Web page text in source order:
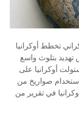
تخطط أوكرانيا
بتلوث واسع
أوكرانيا على
صواريخ من
في تقرير من